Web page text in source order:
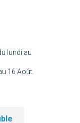
lundi au
16 Août.